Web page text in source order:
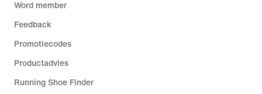
Word member
Feedback
Promotiecodes
Productadvies
Running Shoe Finder